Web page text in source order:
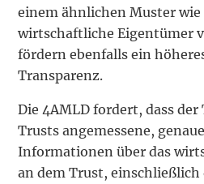
einem ähnlichen Muster
wirtschaftliche Eigentümer
fördern ebenfalls ein
Transparenz.
Die 4AMLD fordert, dass der
Trusts angemessene,
Informationen über das
an dem Trust,